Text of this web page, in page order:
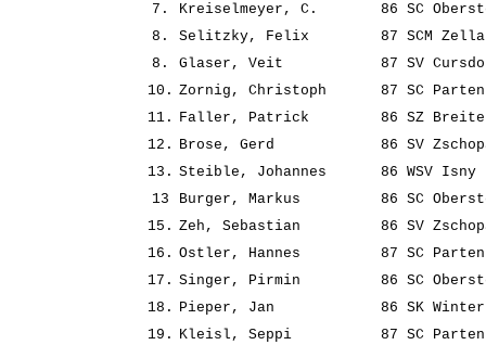
7.
Kreiselmeyer, C. 86 SC
8.
Selitzky, Felix 87 SCM
8.
Glaser, Veit 87 SV
10. Zornig, Christoph 87 SC
11. Faller, Patrick 86 SZ
12. Brose, Gerd 86 SV
13. Steible, Johannes 86 WSV Isny
13
Burger, Markus 86 SC
15. Zeh, Sebastian 86 SV
16. Ostler, Hannes 87 SC
17. Singer, Pirmin 86 SC
18. Pieper, Jan 86 SK
19. Kleisl, Seppi 87 SC